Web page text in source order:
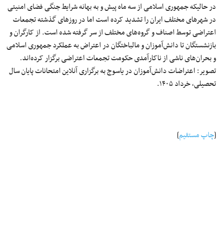
در حالیکه جمهوری اسلامی از سه ماه پیش و به بهانه شرایط جنگی فضای امنیتی
در شهرهای مختلف ایران را تشدید کرده است اما در روزهای گذشته تجمعات
اعتراضی توسط اصناف و گروه‌های مختلف از سر گرفته شده است. از کارگران و
بازنشستگان تا دانش‌آموزان و مالباختگان در اعتراض به عملکرد جمهوری اسلامی
و بحران‌های ناشی از ناکارآمدی حکومت تجمعات اعتراضی برگزار کرده‌اند.
تصویر: اعتراضات دانش‌آموزان در یاسوج به برگزاری آنلاین امتحانات پایان سال
تحصیلی، خرداد ۱۴۰۵.
[چاپ مستقیم]